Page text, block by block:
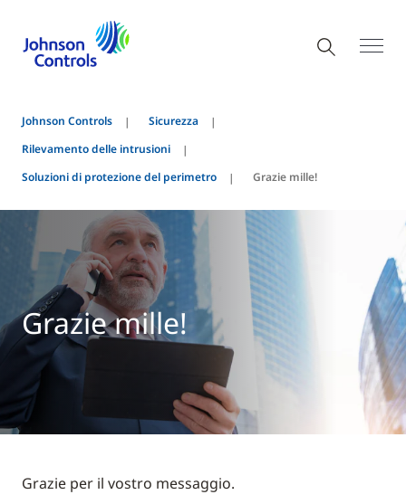
Johnson Controls
Sicurezza
Rilevamento delle intrusioni
Soluzioni di protezione del perimetro
Grazie mille!
Grazie mille!
Grazie per il vostro messaggio.